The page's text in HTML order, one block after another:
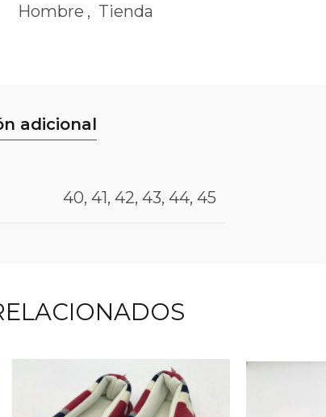
Hombre , Tienda
adicional
40, 41, 42, 43, 44, 45